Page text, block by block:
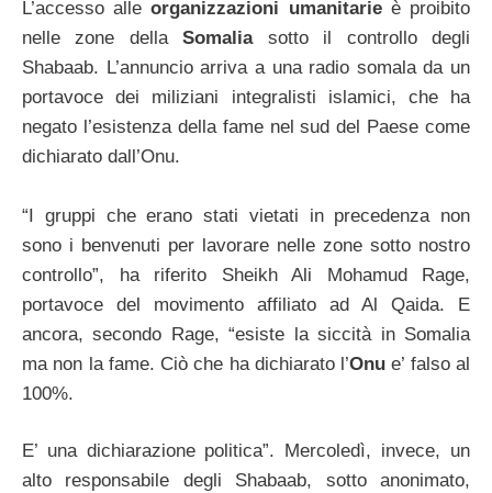
L’accesso alleorganizzazioni umanitarie è proibito
nelle zone dellaSomaliasotto il controllo degli
Shabaab. L’annuncio arriva a una radio somala da un
portavoce dei miliziani integralisti islamici, che ha
negato l’esistenza della fame nel sud del Paese come
dichiarato dall’Onu.
“I gruppi che erano stati vietati in precedenza non
sono i benvenuti per lavorare nelle zone sotto nostro
controllo”, ha riferito Sheikh Ali Mohamud Rage,
portavoce del movimento affiliato ad Al Qaida. E
ancora, secondo Rage, “esiste la siccità in Somalia
ma non la fame. Ciò che ha dichiarato l’Onue’ falso al
100%.
E’ una dichiarazione politica”. Mercoledì, invece, un
alto responsabile degli Shabaab, sotto anonimato,